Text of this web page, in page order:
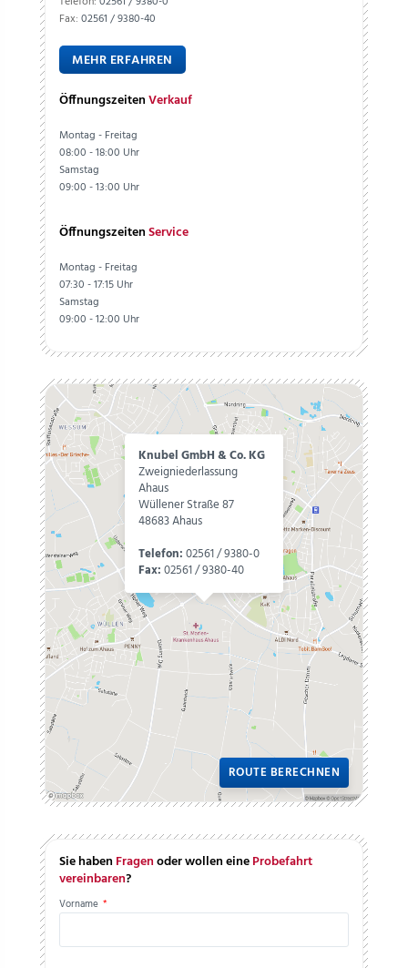
Fax: 02561 / 9380-40
MEHR ERFAHREN
ÖffnungszeitenVerkauf
Montag - Freitag
08:00 - 18:00 Uhr
Samstag
09:00 - 13:00 Uhr
ÖffnungszeitenService
Montag - Freitag
07:30 - 17:15 Uhr
Samstag
09:00 - 12:00 Uhr
Knubel GmbH & Co. KG
Zweigniederlassung
Ahaus
Wüllener Straße 87
48683 Ahaus
Telefon:02561 / 9380-0
Fax:02561 / 9380-40
ROUTE BERECHNEN
Sie haben Fragenoder wollen eineProbefahrt
vereinbaren?
Vorname *